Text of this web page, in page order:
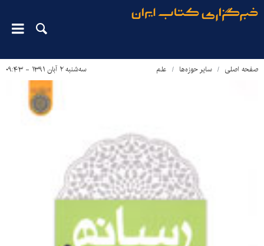
صفحه اصلی سایر حوزه‌ها علم سه‌شنبه ۲ آبان ۱۳۹۱ - ۰۹:۴۳